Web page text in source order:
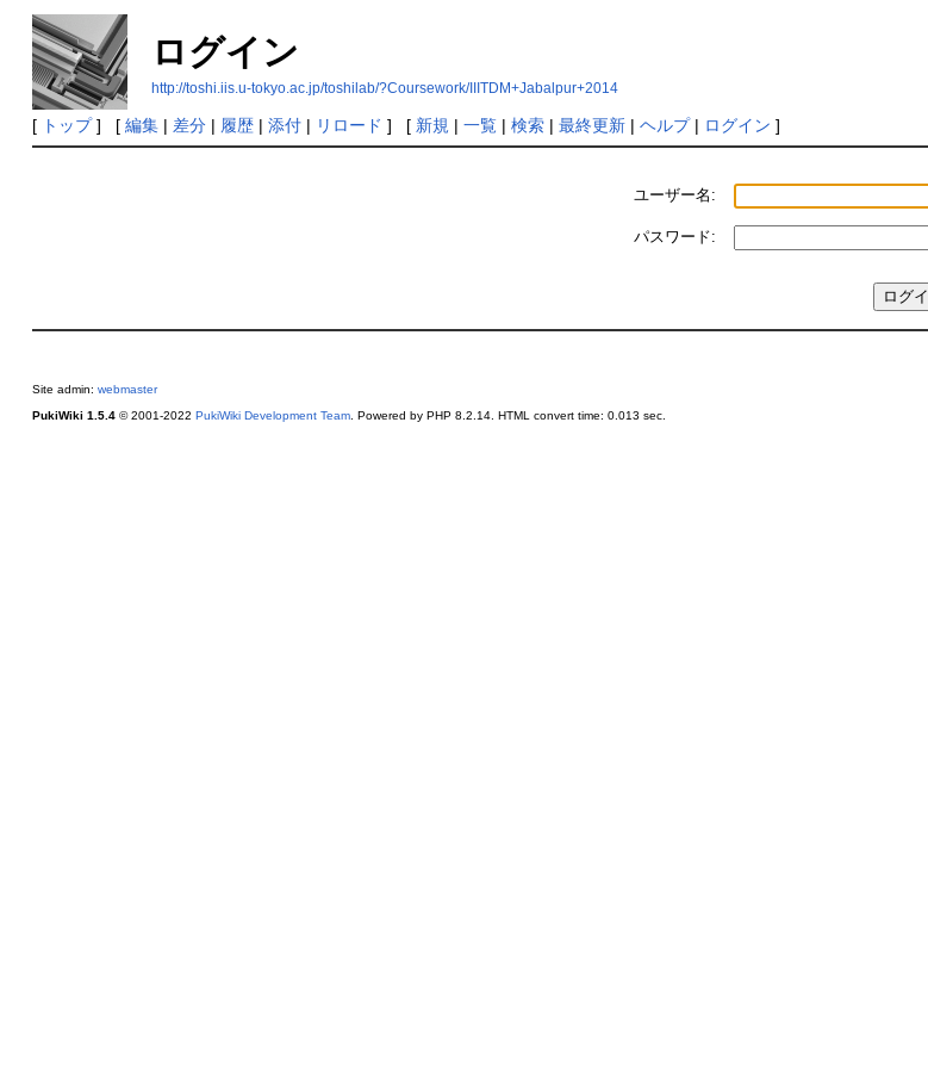
ログイン
http://toshi.iis.u-tokyo.ac.jp/toshilab/?Coursework/IIITDM+Jabalpur+2014
[ トップ] [ 編集| 差分| 履歴| 添付| リロード ] [ 新規 | 一覧| 検索| 最終更新| ヘルプ| ログイン ]
ユーザー名:
パスワード:
Site admin: webmaster
PukiWiki 1.5.4© 2001-2022 PukiWiki Development Team. Powered by PHP 8.2.14. HTML convert time: 0.013 sec.